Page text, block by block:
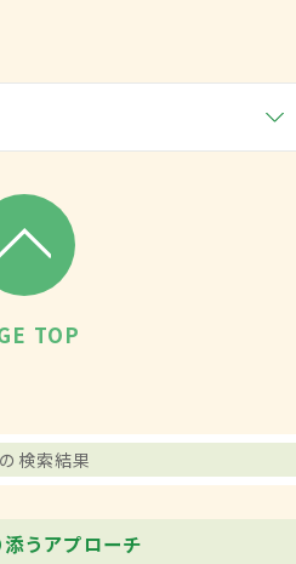
TOP
の検索結果
うアプローチ